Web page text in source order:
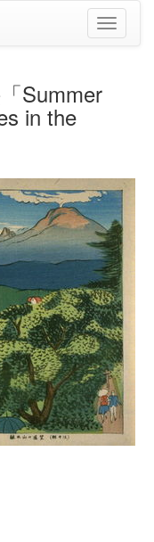
ナ
ビ
り
え
Summer
in the